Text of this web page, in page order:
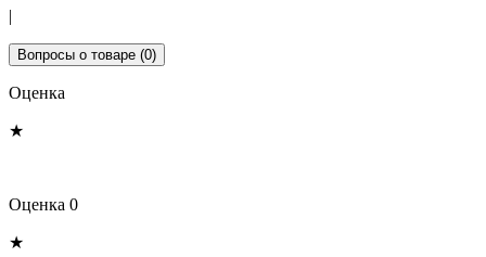
|
Вопросы о товаре (0)
Оценка
★
Оценка 0
★